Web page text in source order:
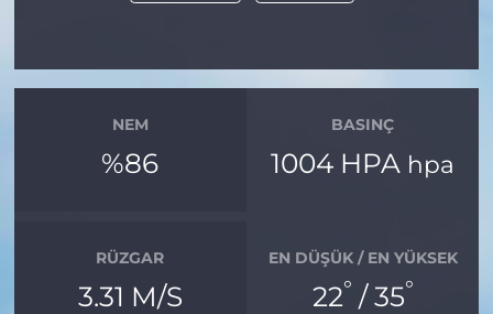
NEM
%86
BASINÇ
1004 HPA hpa
RÜZGAR
3.31 M/S
EN DÜŞÜK / EN YÜKSEK
22° / 35°